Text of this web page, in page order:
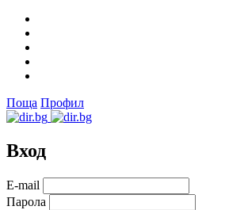
Поща Профил
Вход
Е-mail
Парола